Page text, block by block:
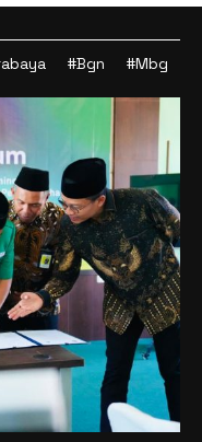
#Bgn #Mbg